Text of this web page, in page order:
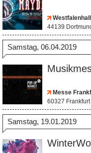
44139
Samstag, 06.04.2019
Messe
60327
Samstag, 19.01.2019